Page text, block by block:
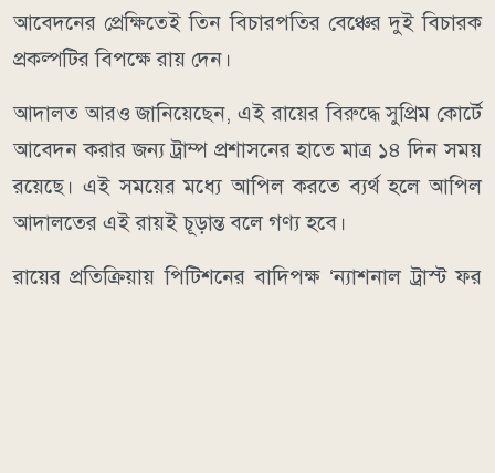
আবেদনের প্রেক্ষিতেই তিন বিচারপতির বেঞ্চের দুই বিচারক
প্রকল্পটির বিপক্ষে রায় দেন।
আদালত আরও জানিয়েছেন, এই রায়ের বিরুদ্ধে সুপ্রিম কোর্টে
আবেদন করার জন্য ট্রাম্প প্রশাসনের হাতে মাত্র ১৪ দিন সময়
রয়েছে। এই সময়ের মধ্যে আপিল করতে ব্যর্থ হলে আপিল
আদালতের এই রায়ই চূড়ান্ত বলে গণ্য হবে।
রায়ের প্রতিক্রিয়ায় পিটিশনের বাদিপক্ষ ‘ন্যাশনাল ট্রাস্ট ফর